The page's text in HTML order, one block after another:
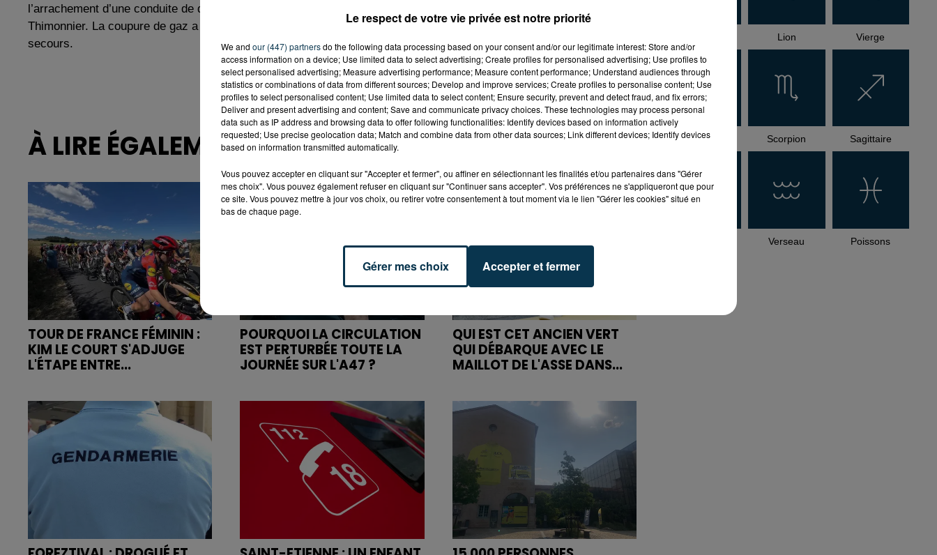
l’arrachement d’une conduite de distribution sous une pression de 4 bars par une mini-pelle rue Barthélémy
Thimonnier. La coupure de gaz a affecté 90 clients. Une lance de protection a été mise en place dès l'arrivée des
secours.
À LIRE ÉGALEMENT
TOUR DE FRANCE FÉMININ :
KIM LE COURT S'ADJUGE
L'ÉTAPE ENTRE...
POURQUOI LA CIRCULATION
EST PERTURBÉE TOUTE LA
JOURNÉE SUR L'A47 ?
QUI EST CET ANCIEN VERT
QUI DÉBARQUE AVEC LE
MAILLOT DE L'ASSE DANS...
Lion Vierge
Balance Scorpion Sagittaire
Verseau Poissons
Le respect de votre vie privée est notre priorité
We and our (447) partnersdo the following data processing based on your consent and/or our legitimate interest: Store and/or
access information on a device; Use limited data to select advertising; Create profiles for personalised advertising; Use profiles to
select personalised advertising; Measure advertising performance; Measure content performance; Understand audiences through
statistics or combinations of data from different sources; Develop and improve services; Create profiles to personalise content; Use
profiles to select personalised content; Use limited data to select content; Ensure security, prevent and detect fraud, and fix errors;
Deliver and present advertising and content; Save and communicate privacy choices. These technologies may process personal
data such as IP address and browsing data to offer following functionalities: Identify devices based on information actively
requested; Use precise geolocation data; Match and combine data from other data sources; Link different devices; Identify devices
based on information transmitted automatically.
Vous pouvez accepter en cliquant sur "Accepter et fermer", ou affiner en sélectionnant les finalités et/ou partenaires dans "Gérer
mes choix". Vous pouvez également refuser en cliquant sur "Continuer sans accepter". Vos préférences ne s'appliqueront que pour
ce site. Vous pouvez mettre à jour vos choix, ou retirer votre consentement à tout moment via le lien "Gérer les cookies" situé en
bas de chaque page.
Gérer mes choix Accepter et fermer